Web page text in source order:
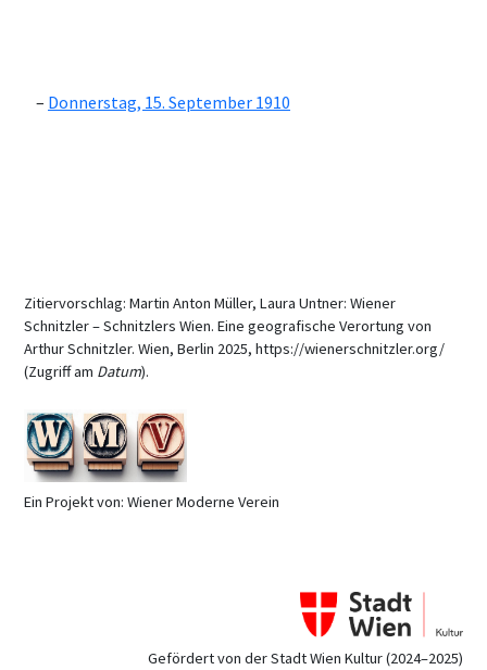
Donnerstag, 15. September 1910
Zitiervorschlag: Martin Anton Müller, Laura Untner: Wiener
Schnitzler – Schnitzlers Wien. Eine geografische Verortung von
Arthur Schnitzler. Wien, Berlin 2025, https://wienerschnitzler.org/
(Zugriff am Datum).
Ein Projekt von: Wiener Moderne Verein
Gefördert von der Stadt Wien Kultur (2024–2025)